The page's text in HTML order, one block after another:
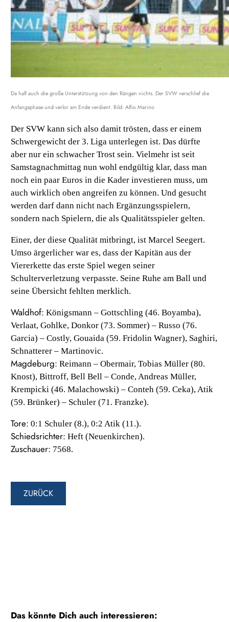
Da half auch die große Unterstützung von den Rängen nichts. Der SVW verschlief die
Anfangsphase und verlor am Ende verdient. Bild: Alfio Marino
Der SVW kann sich also damit trösten, dass er einem
Schwergewicht der 3. Liga unterlegen ist. Das dürfte
aber nur ein schwacher Trost sein. Vielmehr ist seit
Samstagnachmittag nun wohl endgültig klar, dass man
noch ein paar Euros in die Kader investieren muss, um
auch wirklich oben angreifen zu können. Und gesucht
werden darf dann nicht nach Ergänzungsspielern,
sondern nach Spielern, die als Qualitätsspieler gelten.
Einer, der diese Qualität mitbringt, ist Marcel Seegert.
Umso ärgerlicher war es, dass der Kapitän aus der
Viererkette das erste Spiel wegen seiner
Schulterverletzung verpasste. Seine Ruhe am Ball und
seine Übersicht fehlten merklich.
Waldhof: Königsmann – Gottschling (46. Boyamba),
Verlaat, Gohlke, Donkor (73. Sommer) – Russo (76.
Garcia) – Costly, Gouaida (59. Fridolin Wagner), Saghiri,
Schnatterer – Martinovic.
Magdeburg: Reimann – Obermair, Tobias Müller (80.
Knost), Bittroff, Bell Bell – Conde, Andreas Müller,
Krempicki (46. Malachowski) – Conteh (59. Ceka), Atik
(59. Brünker) – Schuler (71. Franzke).
Tore: 0:1 Schuler (8.), 0:2 Atik (11.).
Schiedsrichter: Heft (Neuenkirchen).
Zuschauer: 7568.
ZURÜCK
Das könnte Dich auch interessieren: